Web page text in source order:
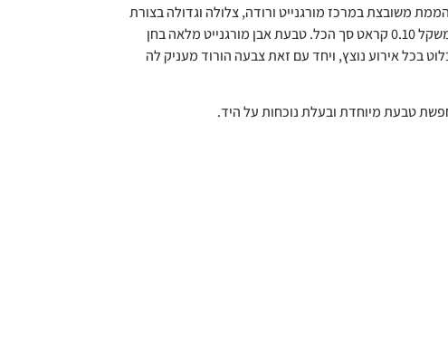
משובצת במרכז מורגנייט ורודה, צלולה וגדולה בצורת
אמרלד 3.00 קראט ולצידו יהלומים במשקל 0.10 קראט סך הכל. טבעת אבן מורגנייט מלאה בחן
בכל אירוע נוצץ, ויחד עם זאת צבעה הורוד מעניק לה
טבעת מיוחדת ובעלת נוכחות על היד.